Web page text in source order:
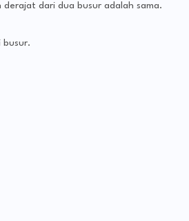
dari dua busur adalah sama.
busur.